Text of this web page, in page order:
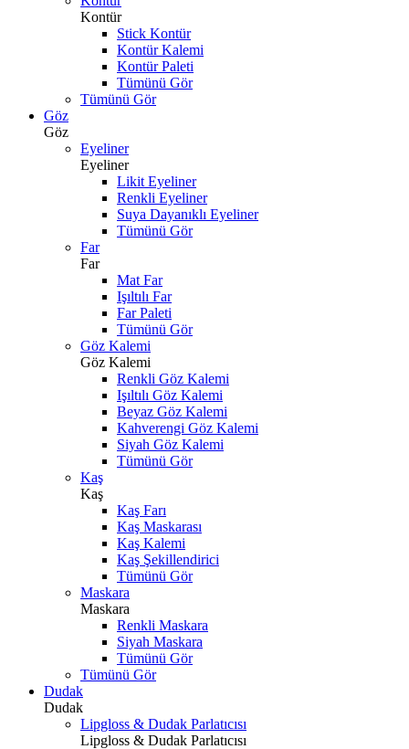
Kontür
Stick Kontür
Kontür Kalemi
Kontür Paleti
Tümünü Gör
Tümünü Gör
Göz
Göz
Eyeliner
Eyeliner
Likit Eyeliner
Renkli Eyeliner
Suya Dayanıklı Eyeliner
Tümünü Gör
Far
Far
Mat Far
Işıltılı Far
Far Paleti
Tümünü Gör
Göz Kalemi
Göz Kalemi
Renkli Göz Kalemi
Işıltılı Göz Kalemi
Beyaz Göz Kalemi
Kahverengi Göz Kalemi
Siyah Göz Kalemi
Tümünü Gör
Kaş
Kaş
Kaş Farı
Kaş Maskarası
Kaş Kalemi
Kaş Şekillendirici
Tümünü Gör
Maskara
Maskara
Renkli Maskara
Siyah Maskara
Tümünü Gör
Tümünü Gör
Dudak
Dudak
Lipgloss & Dudak Parlatıcısı
Lipgloss & Dudak Parlatıcısı